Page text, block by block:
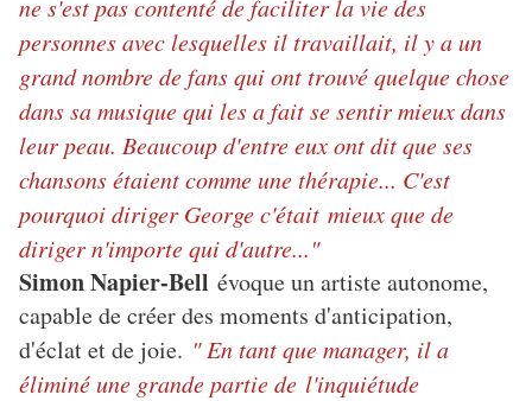
ne s'est pas contenté de faciliter la vie des
personnes avec lesquelles il travaillait, il y a un
grand nombre de fans qui ont trouvé quelque chose
dans sa musique qui les a fait se sentir mieux dans
leur peau. Beaucoup d'entre eux ont dit que ses
chansons étaient comme une thérapie... C'est
pourquoi diriger George c'était mieux que de
diriger n'importe qui d'autre..."
Simon Napier-Bell évoque un artiste autonome,
capable de créer des moments d'anticipation,
d'éclat et de joie. " En tant que manager, il a
éliminé une grande partie de l'inquiétude